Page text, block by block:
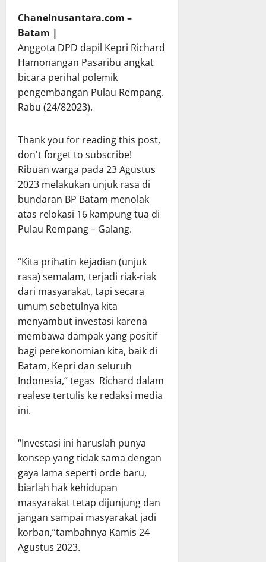
Chanelnusantara.com –
Batam |
Anggota DPD dapil Kepri Richard
Hamonangan Pasaribu angkat
bicara perihal polemik
pengembangan Pulau Rempang.
Rabu (24/82023).
Thank you for reading this post,
don't forget to subscribe!
Ribuan warga pada 23 Agustus
2023 melakukan unjuk rasa di
bundaran BP Batam menolak
atas relokasi 16 kampung tua di
Pulau Rempang – Galang.
“Kita prihatin kejadian (unjuk
rasa) semalam, terjadi riak-riak
dari masyarakat, tapi secara
umum sebetulnya kita
menyambut investasi karena
membawa dampak yang positif
bagi perekonomian kita, baik di
Batam, Kepri dan seluruh
Indonesia,” tegas Richard dalam
realese tertulis ke redaksi media
ini.
“Investasi ini haruslah punya
konsep yang tidak sama dengan
gaya lama seperti orde baru,
biarlah hak kehidupan
masyarakat tetap dijunjung dan
jangan sampai masyarakat jadi
korban,”tambahnya Kamis 24
Agustus 2023.